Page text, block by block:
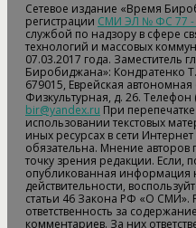
Сетевое издание «Время
регистрации СМИ ЭЛ № ФС 77 -
службой по надзору в сфере
технологий и массовых
07.03.2017 года. Заместитель
Биробиджана»: Кондратенко
679015, Еврейская
Физкультурная, д. 26. Телефон
bir@yandex.ru При
использовании текстовых
иных ресурсах в сети
обязательна. Мнение авторов
точку зрения редакции. Если,
опубликованная информация
действительности,
статьи 46 Закона РФ «О СМИ».
ответственность за
комментариев. За них